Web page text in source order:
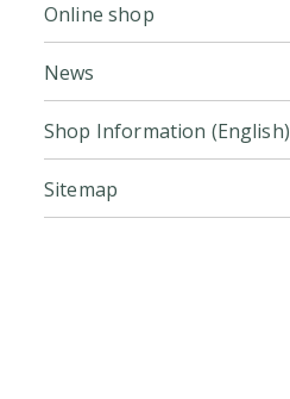
Online shop
News
Shop Information (English)
Sitemap